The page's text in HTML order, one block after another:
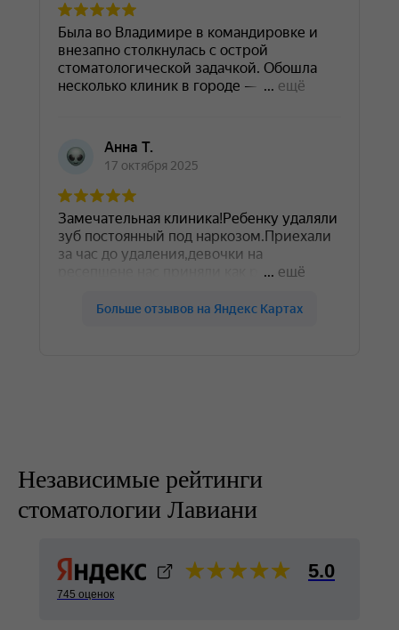
Независимые рейтинги
стоматологии Лавиани
5.0
745 оценок